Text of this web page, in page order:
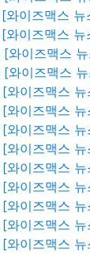
[와이즈맥스
[와이즈맥스
[와이즈맥스
[와이즈맥스
[와이즈맥스
[와이즈맥스
[와이즈맥스
[와이즈맥스
[와이즈맥스
[와이즈맥스
[와이즈맥스
[와이즈맥스
[와이즈맥스